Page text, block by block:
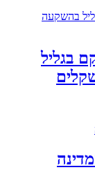
בגליל